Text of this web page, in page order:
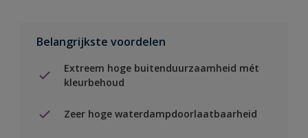
Belangrijkste voordelen
Extreem hoge buitenduurzaamheid mét
kleurbehoud
Zeer hoge waterdampdoorlaatbaarheid